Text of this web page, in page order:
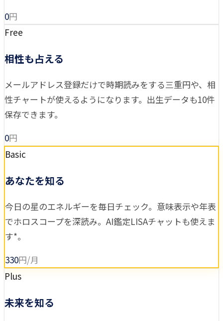
0円
Free
相性も占える
メールアドレス登録だけで時期読みをする三重円や、相
性チャートが使えるようになります。出生データも10件
保存できます。
0円
Basic
あなたを知る
今日の星のエネルギーを毎日チェック。意味表示や年表
でホロスコープを深読み。AI鑑定LISAチャットも使えま
す*。
330円/月
Plus
未来を知る